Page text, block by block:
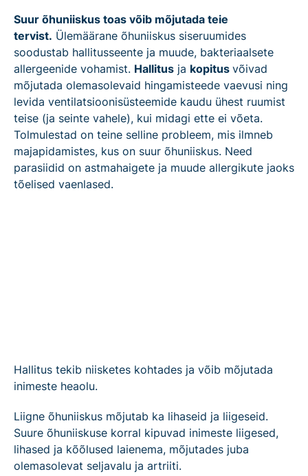
Suur õhuniiskus toas võib mõjutada teie
tervist. Ülemäärane õhuniiskus siseruumides
soodustab hallitusseente ja muude, bakteriaalsete
allergeenide vohamist. Hallitus ja kopitus võivad
mõjutada olemasolevaid hingamisteede vaevusi ning
levida ventilatsioonisüsteemide kaudu ühest ruumist
teise (ja seinte vahele), kui midagi ette ei võeta.
Tolmulestad on teine selline probleem, mis ilmneb
majapidamistes, kus on suur õhuniiskus. Need
parasiidid on astmahaigete ja muude allergikute jaoks
tõelised vaenlased.
Hallitus tekib niisketes kohtades ja võib mõjutada
inimeste heaolu.
Liigne õhuniiskus mõjutab ka lihaseid ja liigeseid.
Suure õhuniiskuse korral kipuvad inimeste liigesed,
lihased ja kõõlused laienema, mõjutades juba
olemasolevat seljavalu ja artriiti.